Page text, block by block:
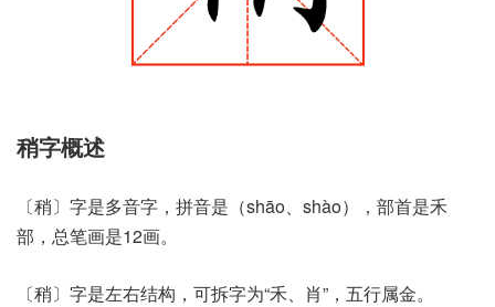
稍字概述
〔稍〕字是多音字，拼音是（shāo、shào），部首是禾
部，总笔画是12画。
〔稍〕字是左右结构，可拆字为“禾、肖”，五行属金。